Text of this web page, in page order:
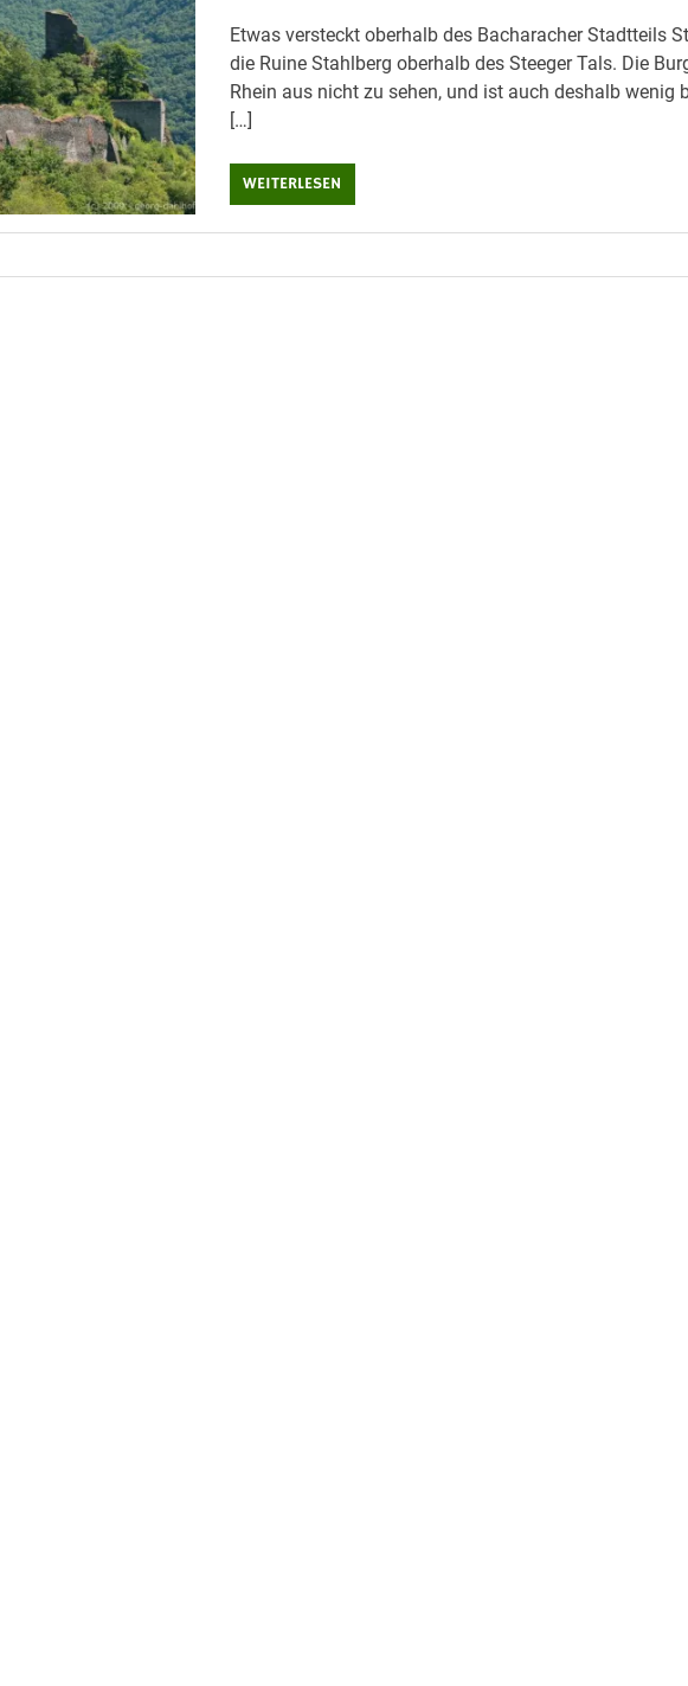
Etwas versteckt oberhalb des Bacharacher Stadtteils
die Ruine Stahlberg oberhalb des Steeger Tals. Die
Rhein aus nicht zu sehen, und ist auch deshalb wenig
[…]
WEITERLESEN